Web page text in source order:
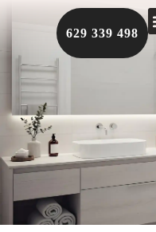
629 339 498